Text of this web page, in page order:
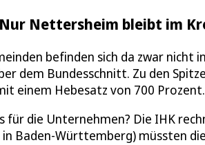
Nettersheim bleibt im
befinden sich da zwar nicht
dem Bundesschnitt. Zu den
einem Hebesatz von 700 Prozent.
für die Unternehmen? Die IHK
Baden-Württemberg) müssten